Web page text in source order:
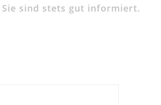
sind stets gut informiert.